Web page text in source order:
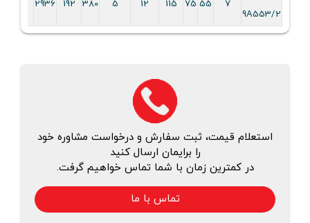
9A553/2
7
55
75
115
12
5
380
192
2936
استعلام قیمت، ثبت سفارش و درخواست مشاوره خود
را برایمان ارسال کنید
در کمترین زمان با شما تماس خواهیم گرفت.
تماس با ما